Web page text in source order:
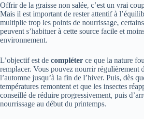
Offrir de la graisse non salée, c’est un vrai
Mais il est important de rester attentif à
multiplie trop les points de nourrissage,
peuvent s’habituer à cette source facile et
environnement.
L’objectif est de compléter ce que la nature
remplacer. Vous pouvez nourrir régulièrement
l’automne jusqu’à la fin de l’hiver. Puis, dès
températures remontent et que les insectes
conseillé de réduire progressivement, puis
nourrissage au début du printemps.